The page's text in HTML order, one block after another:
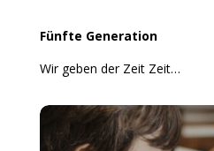
Fünfte Generation
Wir geben der Zeit Zeit…